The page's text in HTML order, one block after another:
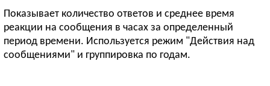
Показывает количество ответов и среднее время
реакции на сообщения в часах за определенный
период времени. Используется режим "Действия над
сообщениями" и группировка по годам.